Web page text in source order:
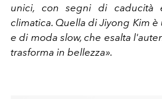
unici, con segni di caducità
climatica. Quella di Jiyong Kim
e di moda slow, che esalta
trasforma in bellezza».